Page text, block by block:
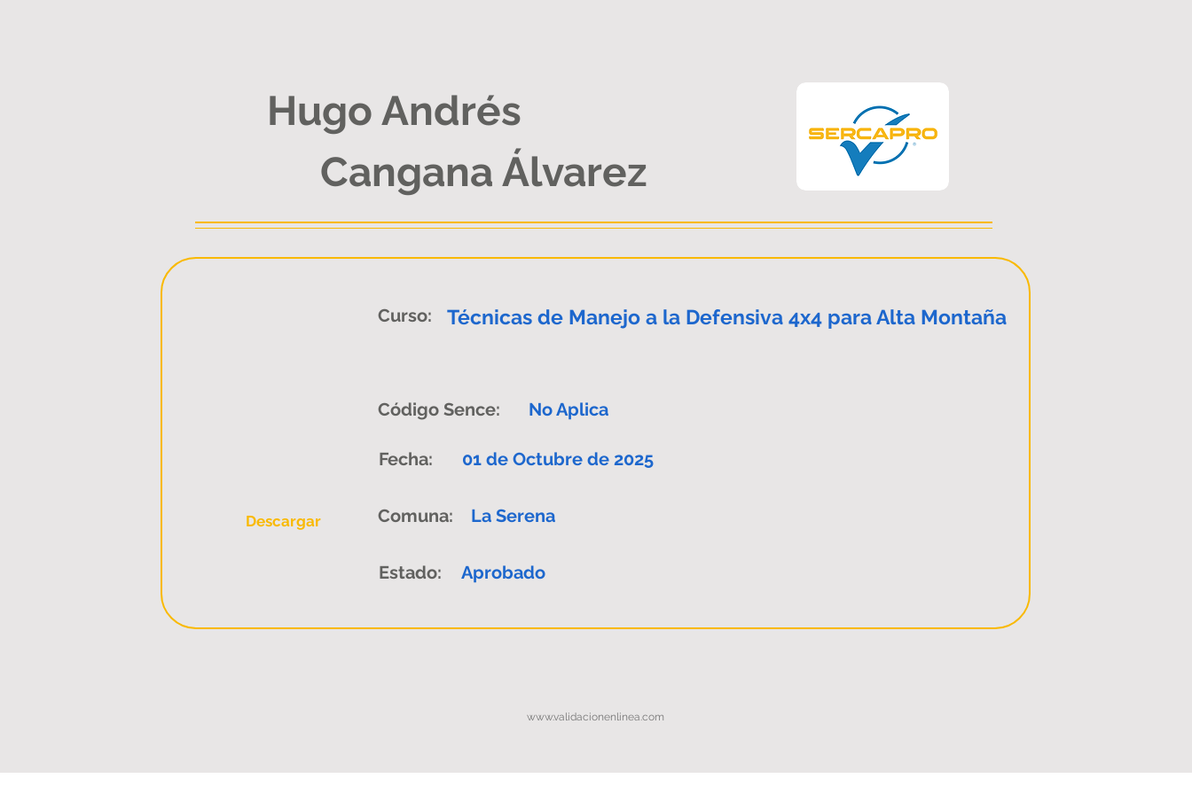
Cangana Álvarez
Hugo Andrés
Curso: Técnicas de Manejo a la Defensiva 4x4 para Alta Montaña
Código Sence: No Aplica
Fecha: 01 de Octubre de 2025
Descargar Comuna: La Serena
Estado: Aprobado
www.validacionenlinea.com